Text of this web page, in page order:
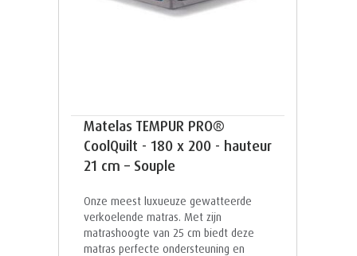
Matelas TEMPUR PRO®
CoolQuilt - 180 x 200 - hauteur
21 cm – Souple
Onze meest luxueuze gewatteerde
verkoelende matras. Met zijn
matrashoogte van 25 cm biedt deze
matras perfecte ondersteuning en